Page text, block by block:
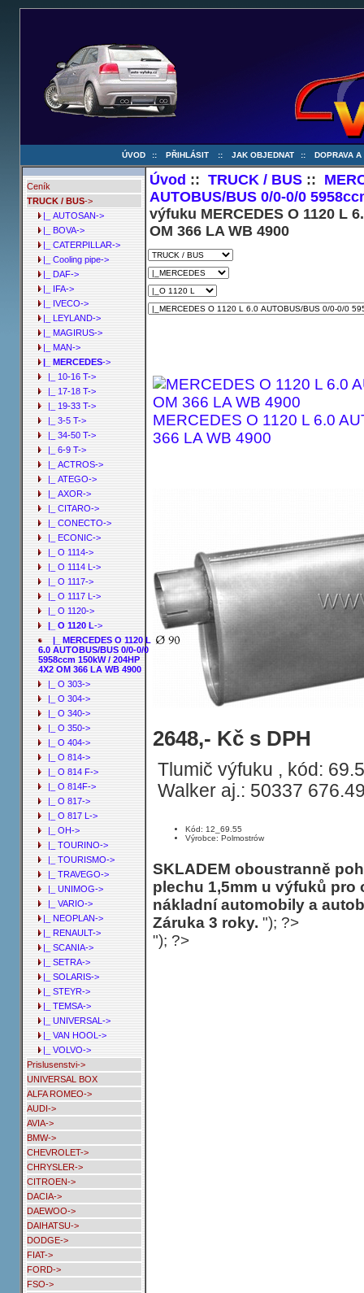
ÚVOD :: PŘIHLÁSIT :: JAK OBJEDNAT :: DOPRAVA A
Ceník
TRUCK / BUS->
|_ AUTOSAN->
|_ BOVA->
|_ CATERPILLAR->
|_ Cooling pipe->
|_ DAF->
|_ IFA->
|_ IVECO->
|_ LEYLAND->
|_ MAGIRUS->
|_ MAN->
|_ MERCEDES->
|_ 10-16 T->
|_ 17-18 T->
|_ 19-33 T->
|_ 3-5 T->
|_ 34-50 T->
|_ 6-9 T->
|_ ACTROS->
|_ ATEGO->
|_ AXOR->
|_ CITARO->
|_ CONECTO->
|_ ECONIC->
|_ O 1114->
|_ O 1114 L->
|_ O 1117->
|_ O 1117 L->
|_ O 1120->
|_ O 1120 L->
|_ MERCEDES O 1120 L
6.0 AUTOBUS/BUS 0/0-0/0
5958ccm 150kW / 204HP
4X2 OM 366 LA WB 4900
|_ O 303->
|_ O 304->
|_ O 340->
|_ O 350->
|_ O 404->
|_ O 814->
|_ O 814 F->
|_ O 814F->
|_ O 817->
|_ O 817 L->
|_ OH->
|_ TOURINO->
|_ TOURISMO->
|_ TRAVEGO->
|_ UNIMOG->
|_ VARIO->
|_ NEOPLAN->
|_ RENAULT->
|_ SCANIA->
|_ SETRA->
|_ SOLARIS->
|_ STEYR->
|_ TEMSA->
|_ UNIVERSAL->
|_ VAN HOOL->
|_ VOLVO->
Prislusenstvi->
UNIVERSAL BOX
ALFA ROMEO->
AUDI->
AVIA->
BMW->
CHEVROLET->
CHRYSLER->
CITROEN->
DACIA->
DAEWOO->
DAIHATSU->
DODGE->
FIAT->
FORD->
FSO->
Úvod ::TRUCK / BUS ::
AUTOBUS/BUS 0/0-0/0
výfuku MERCEDES O 1120 L
OM 366 LA WB 4900
MERCEDES O 1120 L 6.0
366 LA WB 4900
Tlumič výfuku MERCEDES O 1120 L
WB 4900
2648,- Kč s DPH
Tlumič výfuku , kód:
Walker aj.: 50337
Kód: 12_69.55
Výrobce: Polmostrów
SKLADEM oboustranně
plechu 1,5mm u výfuků
nákladní automobily a
Záruka 3 roky. "); ?>
"); ?>